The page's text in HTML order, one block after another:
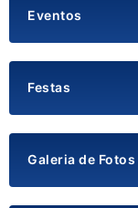
Eventos
Festas
Galeria de Fotos